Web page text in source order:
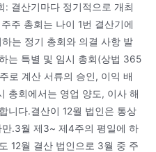
: 결산기마다 정기적으로 개최
주 총회는 나이 1번 결산기에
는 정기 총회와 의결 사항 발
는 특별 및 임시 총회(상법 365
로 계산 서류의 승인, 이익 배
총회에서는 영업 양도, 이사 해
니다.결산이 12월 법인은 통상
.3월 제3~ 제4주의 평일에 하
12월 결산 법인으로 3월 중 주